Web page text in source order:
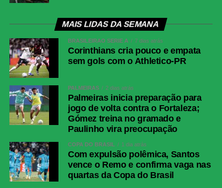
MAIS LIDAS DA SEMANA
BRASILEIRÃO SÉRIE A 7 dias atrás
Corinthians cria pouco e empata
sem gols com o Athletico-PR
PALMEIRAS 2 dias atrás
Palmeiras inicia preparação para
jogo de volta contra o Fortaleza;
Gómez treina no gramado e
Paulinho vira preocupação
COPA DO BRASIL 1 dia atrás
Com expulsão polêmica, Santos
vence o Remo e confirma vaga nas
quartas da Copa do Brasil